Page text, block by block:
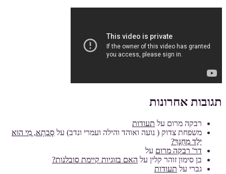
תגובות אחרונות
רבקה מרום על תעודות
משפחת צדוק ( נועה ואוהד והילה ועמרי ונדב) על סָבְתָא, מִי הוּא
יֶלֶד מְחֻנָּךְ?
דר' רבקה מרום על
בן סימון זוהר קלין על האם בזוגיות קיימת סובלנות?
גברי על תעודות